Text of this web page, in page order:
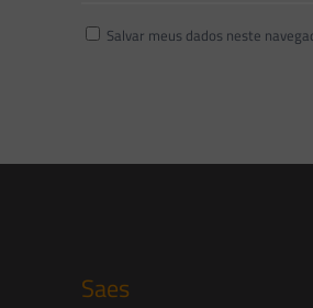
Salvar meus dados neste
Saes